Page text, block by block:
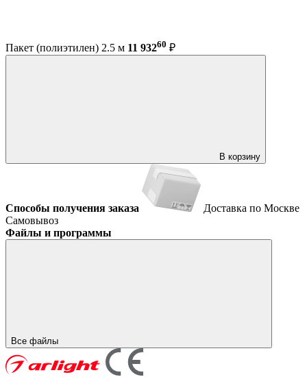
Пакет (полиэтилен) 2.5 м 11 93260 ₽
В корзину
Способы получения заказа
Доставка по Москве
Самовывоз
Файлы и программы
Все файлы